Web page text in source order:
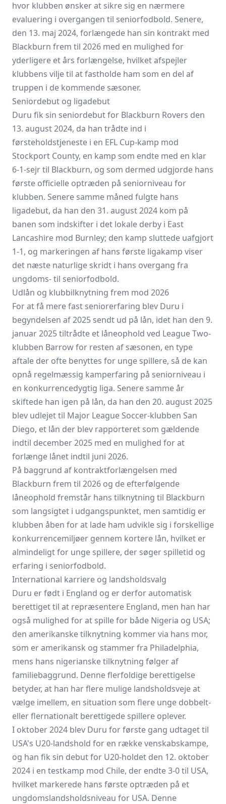
hvor klubben ønsker at sikre sig en nærmere
evaluering i overgangen til seniorfodbold. Senere,
den 13. maj 2024, forlængede han sin kontrakt med
Blackburn frem til 2026 med en mulighed for
yderligere et års forlængelse, hvilket afspejler
klubbens vilje til at fastholde ham som en del af
truppen i de kommende sæsoner.
Seniordebut og ligadebut
Duru fik sin seniordebut for Blackburn Rovers den
13. august 2024, da han trådte ind i
førsteholdstjeneste i en EFL Cup-kamp mod
Stockport County, en kamp som endte med en klar
6-1-sejr til Blackburn, og som dermed udgjorde hans
første officielle optræden på seniorniveau for
klubben. Senere samme måned fulgte hans
ligadebut, da han den 31. august 2024 kom på
banen som indskifter i det lokale derby i East
Lancashire mod Burnley; den kamp sluttede uafgjort
1-1, og markeringen af hans første ligakamp viser
det næste naturlige skridt i hans overgang fra
ungdoms- til seniorfodbold.
Udlån og klubbilknytning frem mod 2026
For at få mere fast seniorerfaring blev Duru i
begyndelsen af 2025 sendt ud på lån, idet han den 9.
januar 2025 tiltrådte et låneophold ved League Two-
klubben Barrow for resten af sæsonen, en type
aftale der ofte benyttes for unge spillere, så de kan
opnå regelmæssig kamperfaring på seniorniveau i
en konkurrencedygtig liga. Senere samme år
skiftede han igen på lån, da han den 20. august 2025
blev udlejet til Major League Soccer-klubben San
Diego, et lån der blev rapporteret som gældende
indtil december 2025 med en mulighed for at
forlænge lånet indtil juni 2026.
På baggrund af kontraktforlængelsen med
Blackburn frem til 2026 og de efterfølgende
låneophold fremstår hans tilknytning til Blackburn
som langsigtet i udgangspunktet, men samtidig er
klubben åben for at lade ham udvikle sig i forskellige
konkurrencemiljøer gennem kortere lån, hvilket er
almindeligt for unge spillere, der søger spilletid og
erfaring i seniorfodbold.
International karriere og landsholdsvalg
Duru er født i England og er derfor automatisk
berettiget til at repræsentere England, men han har
også mulighed for at spille for både Nigeria og USA;
den amerikanske tilknytning kommer via hans mor,
som er amerikansk og stammer fra Philadelphia,
mens hans nigerianske tilknytning følger af
familiebaggrund. Denne flerfoldige berettigelse
betyder, at han har flere mulige landsholdsveje at
vælge imellem, en situation som flere unge dobbelt-
eller flernationalt berettigede spillere oplever.
I oktober 2024 blev Duru for første gang udtaget til
USA's U20-landshold for en række venskabskampe,
og han fik sin debut for U20-holdet den 12. oktober
2024 i en testkamp mod Chile, der endte 3-0 til USA,
hvilket markerede hans første optræden på et
ungdomslandsholdsniveau for USA. Denne